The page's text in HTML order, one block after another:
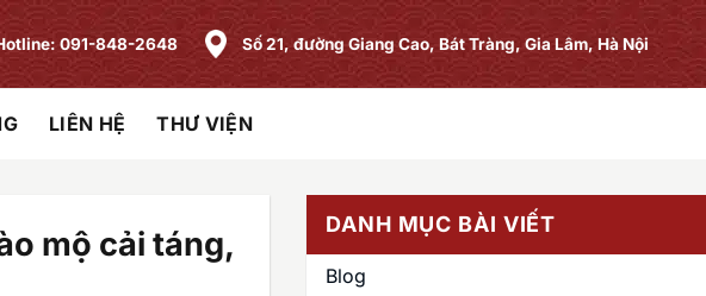
091-848-2648 Số 21, đường Giang Cao, Bát Tràng, Gia Lâm, Hà Nội
LIÊN HỆ THƯ VIỆN
mộ cải táng,
DANH MỤC BÀI VIẾT
Blog